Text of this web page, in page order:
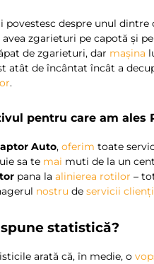
povestesc despre unul
avea zgarieturi pe capotă și
de zgarieturi, dar mașina
atât de încântat încât a
.
pentru care am ales
Auto,oferim toate
sa te mai muti de la un
pana laalinierea rotilor –
nostru deservicii clienți
statistică?
arată că, în medie, o